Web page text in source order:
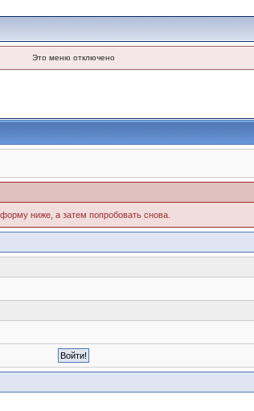
Это меню отключено
ниже, а затем попробовать снова.